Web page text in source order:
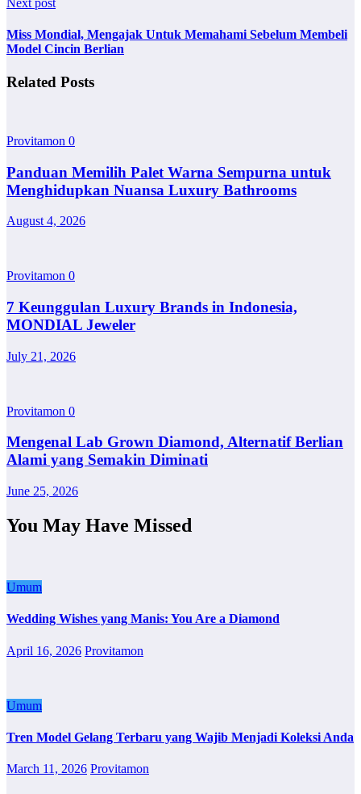
Miss Mondial, Mengajak Untuk Memahami Sebelum Membeli
Model Cincin Berlian
Related Posts
Provitamon 0
Panduan Memilih Palet Warna Sempurna untuk
Menghidupkan Nuansa Luxury Bathrooms
August 4, 2026
Provitamon 0
7 Keunggulan Luxury Brands in Indonesia,
MONDIAL Jeweler
July 21, 2026
Provitamon 0
Mengenal Lab Grown Diamond, Alternatif Berlian
Alami yang Semakin Diminati
June 25, 2026
You May Have Missed
Umum
Wedding Wishes yang Manis: You Are a Diamond
April 16, 2026 Provitamon
Umum
Tren Model Gelang Terbaru yang Wajib Menjadi Koleksi Anda
March 11, 2026 Provitamon